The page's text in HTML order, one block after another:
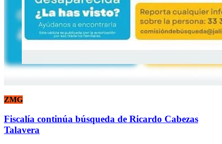
ZMG
Fiscalía continúa búsqueda de Ricardo Cabezas
Talavera